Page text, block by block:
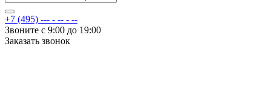
+7 (495) --- - -- - --
Звоните с 9:00 до 19:00
Заказать звонок